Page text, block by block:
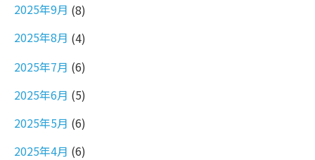
2025年9月 (8)
2025年8月 (4)
2025年7月 (6)
2025年6月 (5)
2025年5月 (6)
2025年4月 (6)